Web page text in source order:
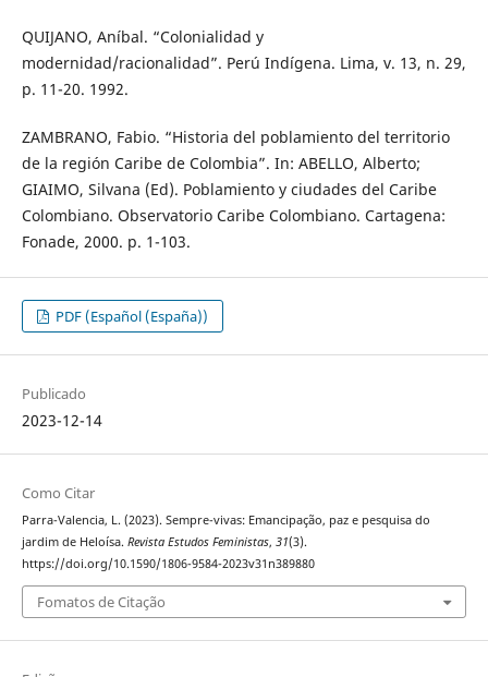
QUIJANO, Aníbal. “Colonialidad y
modernidad/racionalidad”. Perú Indígena. Lima, v. 13, n. 29,
p. 11-20. 1992.
ZAMBRANO, Fabio. “Historia del poblamiento del territorio
de la región Caribe de Colombia”. In: ABELLO, Alberto;
GIAIMO, Silvana (Ed). Poblamiento y ciudades del Caribe
Colombiano. Observatorio Caribe Colombiano. Cartagena:
Fonade, 2000. p. 1-103.
PDF (Español (España))
Publicado
2023-12-14
Como Citar
Parra-Valencia, L. (2023). Sempre-vivas: Emancipação, paz e pesquisa do
jardim de Heloísa. Revista Estudos Feministas, 31(3).
https://doi.org/10.1590/1806-9584-2023v31n389880
Fomatos de Citação